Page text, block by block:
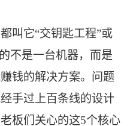
叫它“交钥匙工程”或
不是一台机器，而是
钱的解决方案。问题
手过上百条线的设计
板们关心的这5个核心